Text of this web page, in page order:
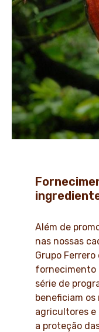
Além de
nas nossas
Grupo
fornecimento
série de
beneficiam
agricultores e
a proteção